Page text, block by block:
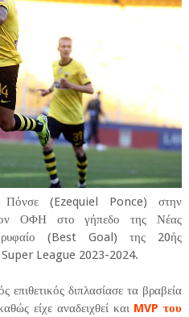
(Ezequiel Ponce) στην
ΟΦΗ στο γήπεδο της Νέας
(Best Goal) της 20ής
Super League 2023-2024.
διπλασίασε τα βραβεία
είχε αναδειχθεί και MVP του